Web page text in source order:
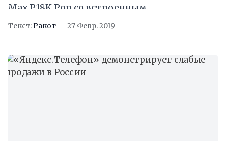
Max P18K Pop со встроенным
аккумулятором на 18000 мА·ч. Сегодня на
Текст:Ракот 27 Февр. 2019